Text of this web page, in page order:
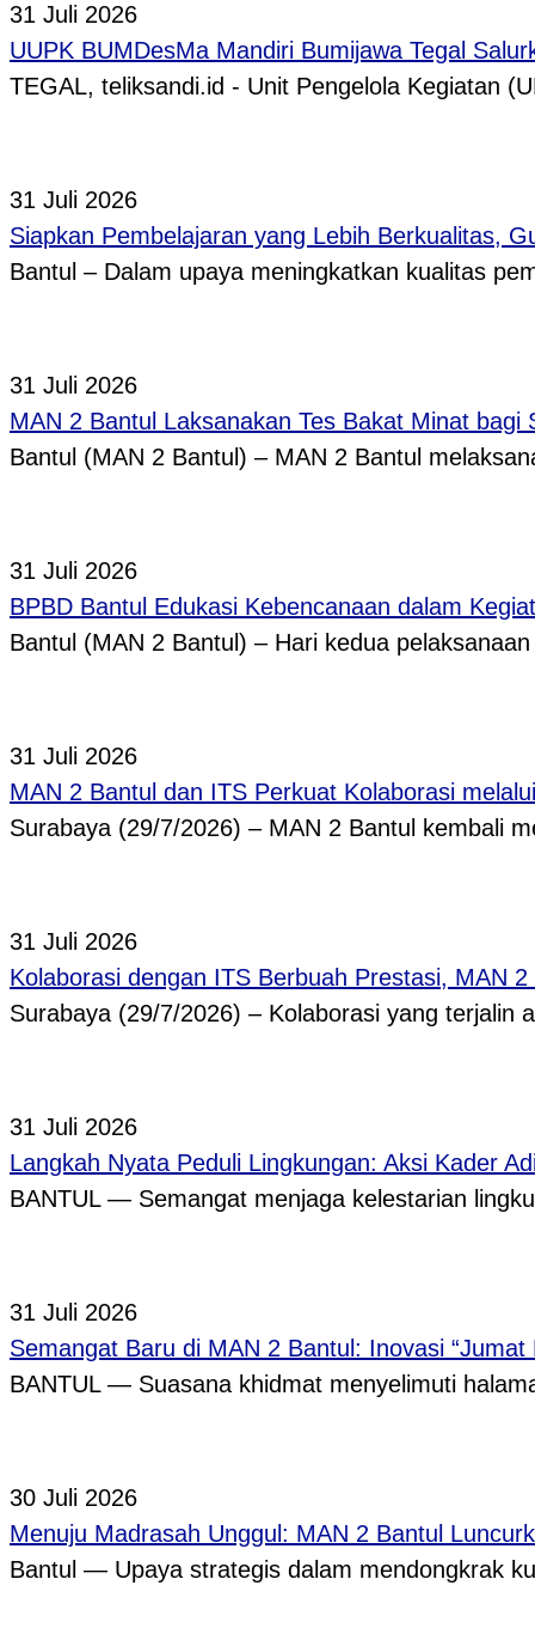
31 Juli 2026
UUPK BUMDesMa Mandiri Bumijawa Tegal
TEGAL, teliksandi.id - Unit Pengelola Kegiatan
31 Juli 2026
Siapkan Pembelajaran yang Lebih Berkualitas,
Bantul – Dalam upaya meningkatkan kualitas
31 Juli 2026
MAN 2 Bantul Laksanakan Tes Bakat Minat bagi
Bantul (MAN 2 Bantul) – MAN 2 Bantul
31 Juli 2026
BPBD Bantul Edukasi Kebencanaan dalam
Bantul (MAN 2 Bantul) – Hari kedua
31 Juli 2026
MAN 2 Bantul dan ITS Perkuat Kolaborasi
Surabaya (29/7/2026) – MAN 2 Bantul kembali
31 Juli 2026
Kolaborasi dengan ITS Berbuah Prestasi, MAN
Surabaya (29/7/2026) – Kolaborasi yang terjalin
31 Juli 2026
Langkah Nyata Peduli Lingkungan: Aksi Kader
BANTUL — Semangat menjaga kelestarian
31 Juli 2026
Semangat Baru di MAN 2 Bantul: Inovasi
BANTUL — Suasana khidmat menyelimuti
30 Juli 2026
Menuju Madrasah Unggul: MAN 2 Bantul
Bantul — Upaya strategis dalam mendongkrak